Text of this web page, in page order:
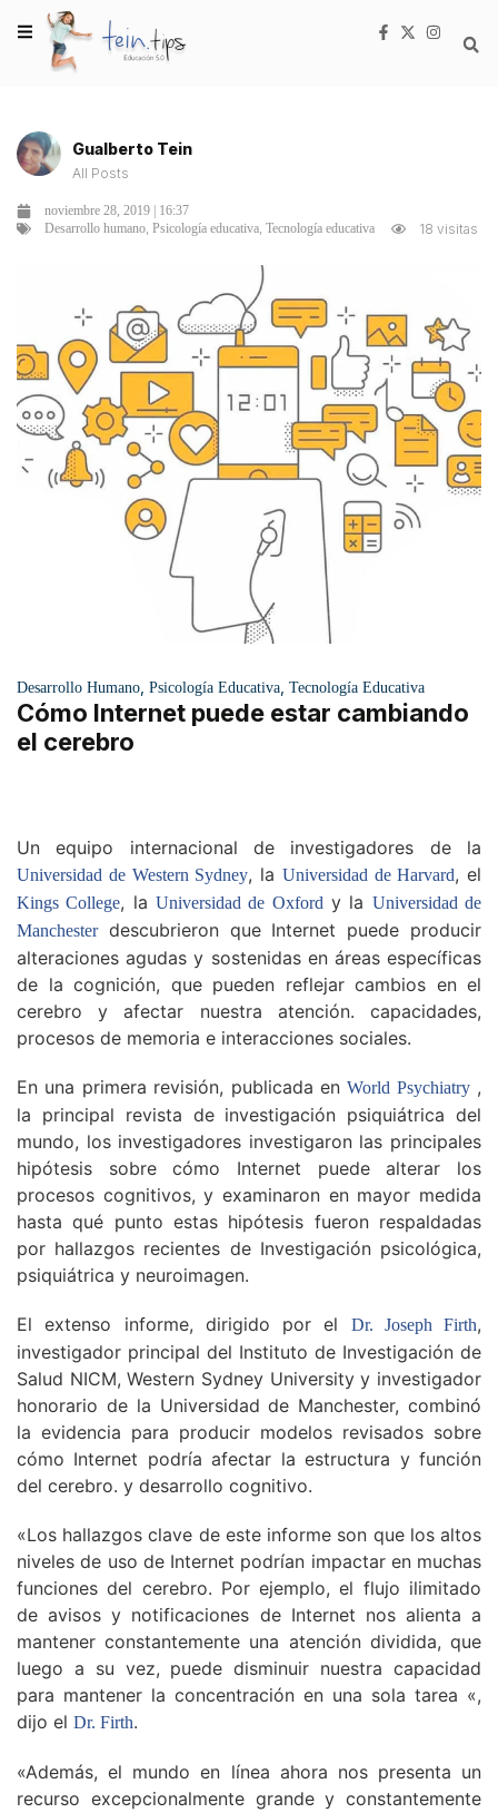
Gualberto Tein
All Posts
noviembre 28, 2019 | 16:37
Desarrollo humano, Psicología educativa, Tecnología educativa 18 visitas
Desarrollo Humano Psicología Educativa Tecnología Educativa
Cómo Internet puede estar cambiando
el cerebro
Un equipo internacional de investigadores de la
Universidad de Western Sydney, la Universidad de Harvard, el
Kings College, laUniversidad de Oxfordy la Universidad de
Manchesterdescubrieron que Internet puede producir
alteraciones agudas y sostenidas en áreas específicas
de la cognición, que pueden reflejar cambios en el
cerebro y afectar nuestra atención. capacidades,
procesos de memoria e interacciones sociales.
En una primera revisión, publicada enWorld Psychiatry,
la principal revista de investigación psiquiátrica del
mundo, los investigadores investigaron las principales
hipótesis sobre cómo Internet puede alterar los
procesos cognitivos, y examinaron en mayor medida
hasta qué punto estas hipótesis fueron respaldadas
por hallazgos recientes de Investigación psicológica,
psiquiátrica y neuroimagen.
El extenso informe, dirigido por el Dr. Joseph Firth,
investigador principal del Instituto de Investigación de
Salud NICM, Western Sydney University y investigador
honorario de la Universidad de Manchester, combinó
la evidencia para producir modelos revisados ​​sobre
cómo Internet podría afectar la estructura y función
del cerebro. y desarrollo cognitivo.
«Los hallazgos clave de este informe son que los altos
niveles de uso de Internet podrían impactar en muchas
funciones del cerebro. Por ejemplo, el flujo ilimitado
de avisos y notificaciones de Internet nos alienta a
mantener constantemente una atención dividida, que
luego a su vez, puede disminuir nuestra capacidad
para mantener la concentración en una sola tarea «,
dijo el Dr. Firth.
«Además, el mundo en línea ahora nos presenta un
recurso excepcionalmente grande y constantemente